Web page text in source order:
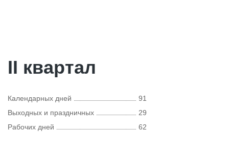
II квартал
Календарных дней
91
Выходных и праздничных
29
Рабочих дней
62